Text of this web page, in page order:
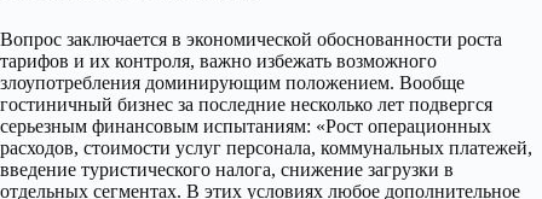
Вопрос заключается в экономической обоснованности роста
тарифов и их контроля, важно избежать возможного
злоупотребления доминирующим положением. Вообще
гостиничный бизнес за последние несколько лет подвергся
серьезным финансовым испытаниям: «Рост операционных
расходов, стоимости услуг персонала, коммунальных платежей,
введение туристического налога, снижение загрузки в
отдельных сегментах. В этих условиях любое дополнительное